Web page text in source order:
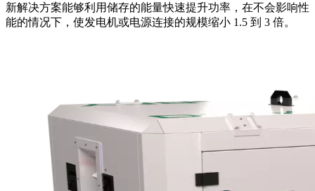
新解决方案能够利用储存的能量快速提升功率，在不会影响性
能的情况下，使发电机或电源连接的规模缩小 1.5 到 3 倍。